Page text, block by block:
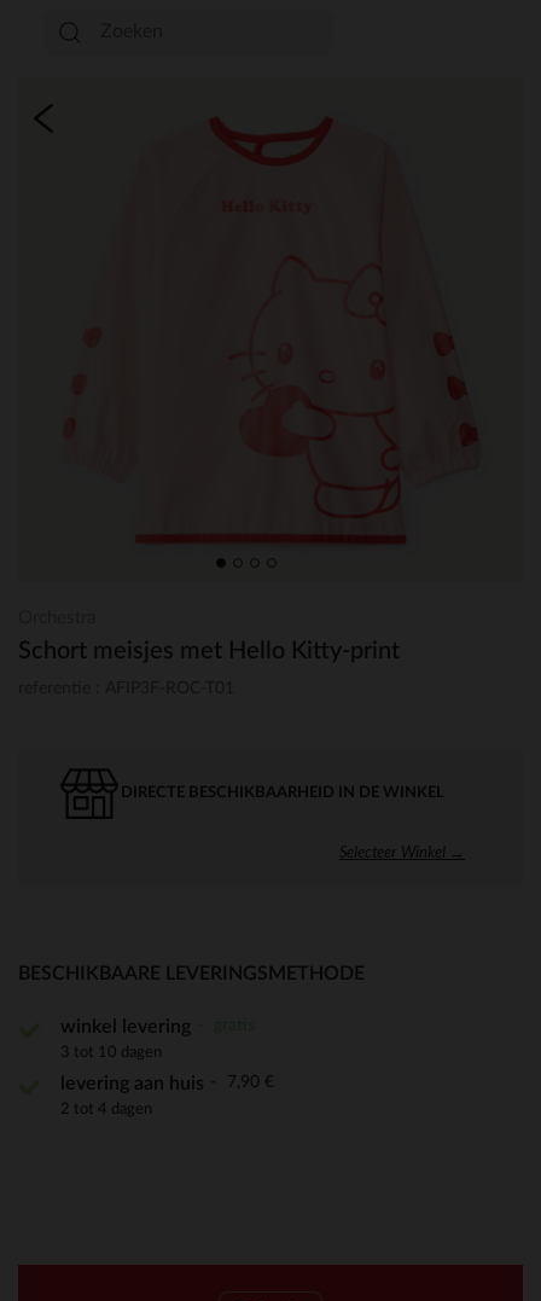
Schort meisjes met Hello Kitty-print
DIRECTE BESCHIKBAARHEID IN DE WINKEL
Selecteer Winkel →
BESCHIKBAARE LEVERINGSMETHODE
winkel levering
3 tot 10 dagen
levering aan huis 7,90 €
2 tot 4 dagen